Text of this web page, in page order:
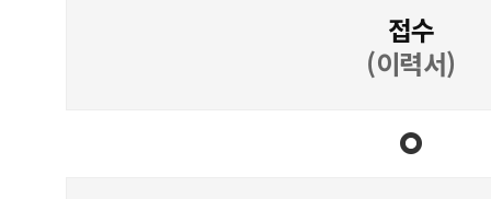
접수
(이력서)